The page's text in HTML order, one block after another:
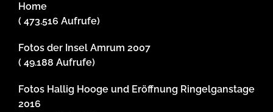
Home
( 473.516 Aufrufe)
Fotos der Insel Amrum 2007
( 49.188 Aufrufe)
Fotos Hallig Hooge und Eröffnung Ringelganstage
2016